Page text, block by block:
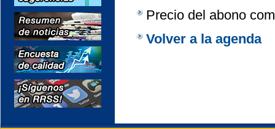
Precio del abono
Volver a la agenda